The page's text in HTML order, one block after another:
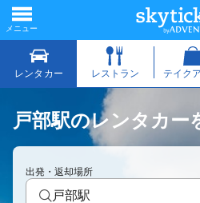
戸部駅のレンタカー
出発・返却場所
戸部駅